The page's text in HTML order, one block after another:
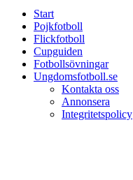
Start
Pojkfotboll
Flickfotboll
Cupguiden
Fotbollsövningar
Ungdomsfotboll.se
Kontakta oss
Annonsera
Integritetspolicy